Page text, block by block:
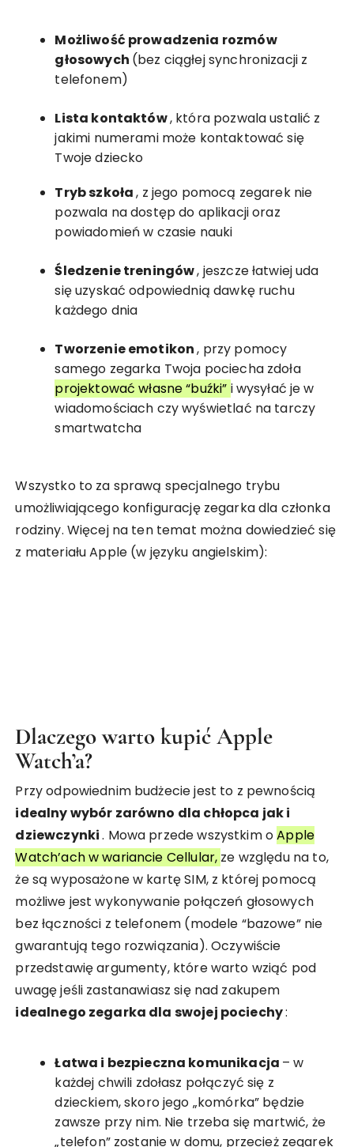
Możliwość prowadzenia rozmów
głosowych (bez ciągłej synchronizacji z
telefonem)
Lista kontaktów, która pozwala ustalić z
jakimi numerami może kontaktować się
Twoje dziecko
Tryb szkoła, z jego pomocą zegarek nie
pozwala na dostęp do aplikacji oraz
powiadomień w czasie nauki
Śledzenie treningów, jeszcze łatwiej uda
się uzyskać odpowiednią dawkę ruchu
każdego dnia
Tworzenie emotikon, przy pomocy
samego zegarka Twoja pociecha zdoła
projektować własne “buźki” i wysyłać je w
wiadomościach czy wyświetlać na tarczy
smartwatcha
Wszystko to za sprawą specjalnego trybu
umożliwiającego konfigurację zegarka dla członka
rodziny. Więcej na ten temat można dowiedzieć się
z materiału Apple (w języku angielskim):
Dlaczego warto kupić Apple
Watch’a?
Przy odpowiednim budżecie jest to z pewnością
idealny wybór zarówno dla chłopca jak i
dziewczynki. Mowa przede wszystkim oApple
Watch’ach w wariancie Cellular, ze względu na to,
że są wyposażone w kartę SIM, z której pomocą
możliwe jest wykonywanie połączeń głosowych
bez łączności z telefonem (modele “bazowe” nie
gwarantują tego rozwiązania). Oczywiście
przedstawię argumenty, które warto wziąć pod
uwagę jeśli zastanawiasz się nad zakupem
idealnego zegarka dla swojej pociechy:
Łatwa i bezpieczna komunikacja – w
każdej chwili zdołasz połączyć się z
dzieckiem, skoro jego „komórka” będzie
zawsze przy nim. Nie trzeba się martwić, że
„telefon” zostanie w domu, przecież zegarek